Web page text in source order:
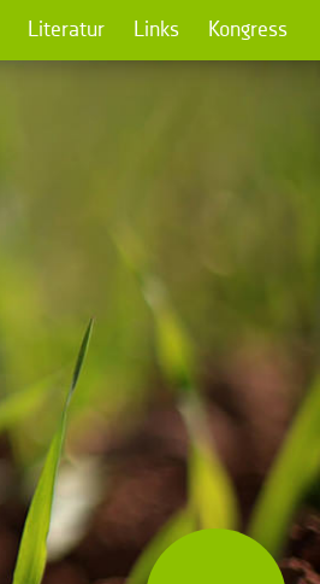
Literatur Links Kongress